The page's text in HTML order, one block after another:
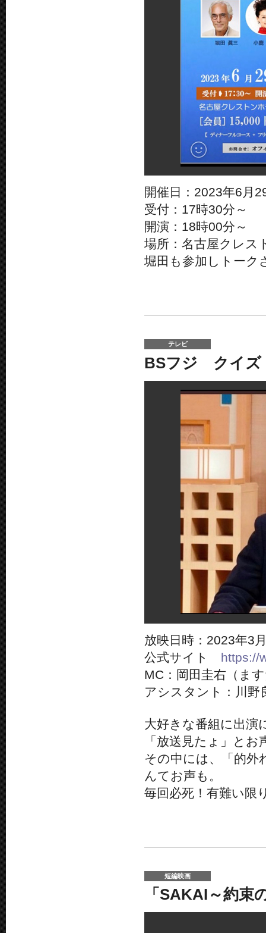
開催日：2023年6月
受付：17時30分～
開演：18時00分～
場所：名古屋クレ
堀田も参加しトーク
テレビ
BSフジ クイズ
放映日時：2023年3
公式サイト https://
MC：岡田圭右（ま
アシスタント：川野
大好きな番組に出演
「放送見たょ」と
その中には、「的外
んてお声も。
毎回必死！有難い限
短編映画
「SAKAI～約束